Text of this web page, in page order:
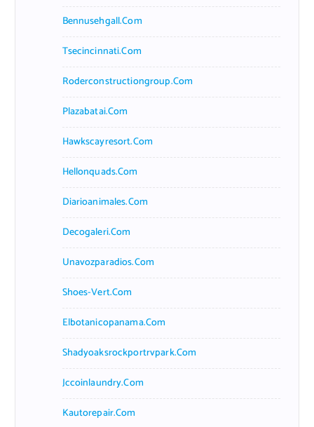
Bennusehgall.com
Tsecincinnati.com
Roderconstructiongroup.com
Plazabatai.com
Hawkscayresort.com
Hellonquads.com
Diarioanimales.com
Decogaleri.com
Unavozparadios.com
Shoes-Vert.com
Elbotanicopanama.com
Shadyoaksrockportrvpark.com
Jccoinlaundry.com
Kautorepair.com